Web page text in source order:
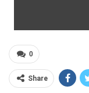
0
Share